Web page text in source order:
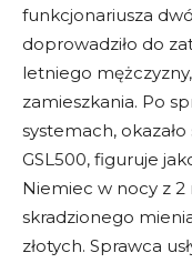
funkcjonariusza
doprowadziło do
letniego
zamieszkania. Po
systemach,
GSL500, figuruje
Niemiec w nocy z 2
skradzionego
złotych. Sprawca